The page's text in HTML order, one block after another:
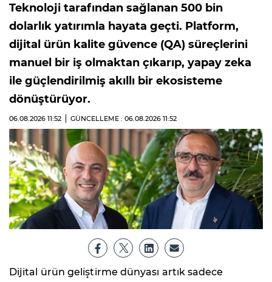
Teknoloji tarafından sağlanan 500 bin
dolarlık yatırımla hayata geçti. Platform,
dijital ürün kalite güvence (QA) süreçlerini
manuel bir iş olmaktan çıkarıp, yapay zeka
ile güçlendirilmiş akıllı bir ekosisteme
dönüştürüyor.
06.08.2026 11:52 GÜNCELLEME : 06.08.2026 11:52
Dijital ürün geliştirme dünyası artık sadece